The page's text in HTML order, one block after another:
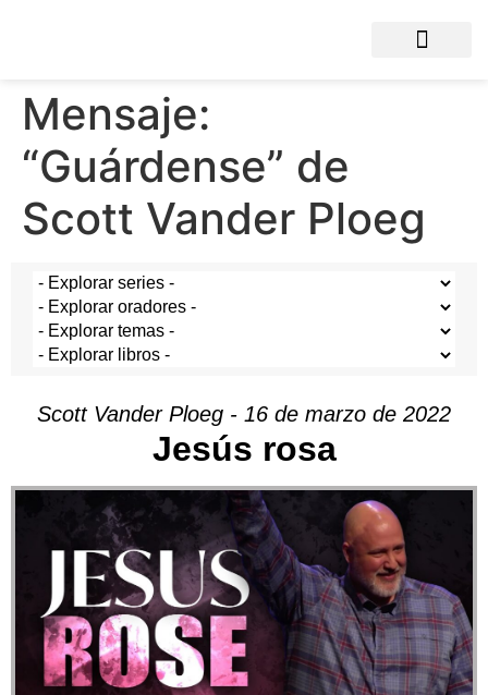
Mensaje:
“Guárdense” de
Scott Vander Ploeg
Scott Vander Ploeg - 16 de marzo de 2022
Jesús rosa